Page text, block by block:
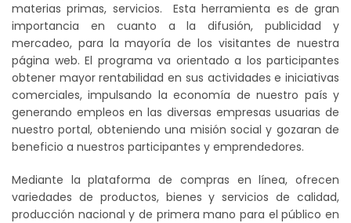
materias primas, servicios. Esta herramienta es de gran
importancia en cuanto a la difusión, publicidad y
mercadeo, para la mayoría de los visitantes de nuestra
página web. El programa va orientado a los participantes
obtener mayor rentabilidad en sus actividades e iniciativas
comerciales, impulsando la economía de nuestro país y
generando empleos en las diversas empresas usuarias de
nuestro portal, obteniendo una misión social y gozaran de
beneficio a nuestros participantes y emprendedores.
Mediante la plataforma de compras en línea, ofrecen
variedades de productos, bienes y servicios de calidad,
producción nacional y de primera mano para el público en